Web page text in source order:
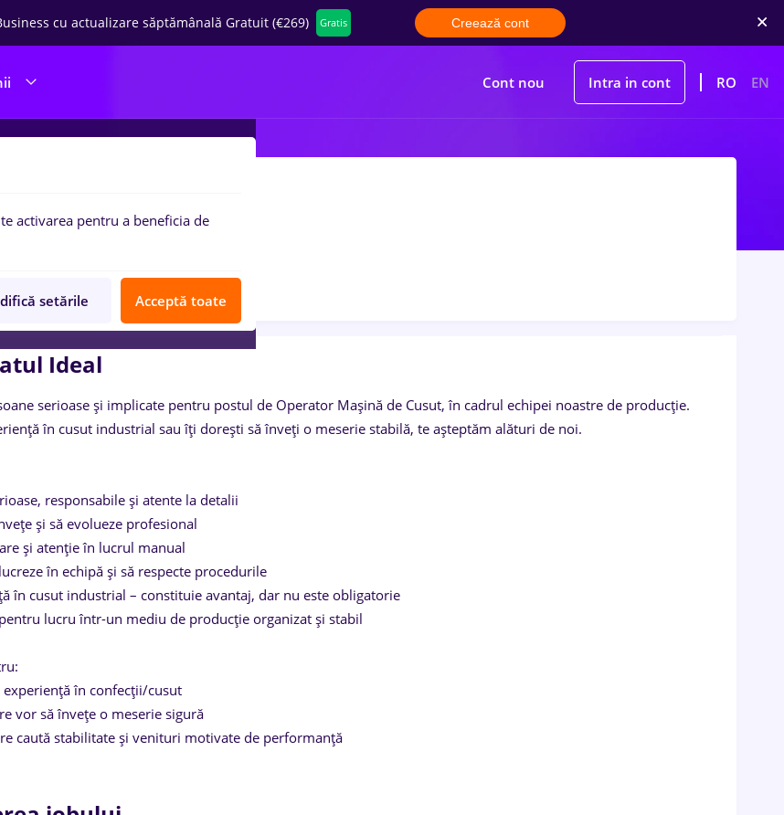
cu actualizare săptămânală Gratuit (€269) Gratis Creează cont
Cont nou Intra in cont RO EN
S.R.L.20 poziții Anunț verificat
Ideal
serioase și implicate pentru postul de Operator Mașină de Cusut, în cadrul echipei noastre de producție.
în cusut industrial sau îți dorești să înveți o meserie stabilă, te așteptăm alături de noi.
responsabile și atente la detalii
și să evolueze profesional
și atenție în lucrul manual
în echipă și să respecte procedurile
în cusut industrial – constituie avantaj, dar nu este obligatorie
lucru într-un mediu de producție organizat și stabil
experiență în confecții/cusut
vor să învețe o meserie sigură
caută stabilitate și venituri motivate de performanță
activarea pentru a beneficia de
setările Acceptă toate